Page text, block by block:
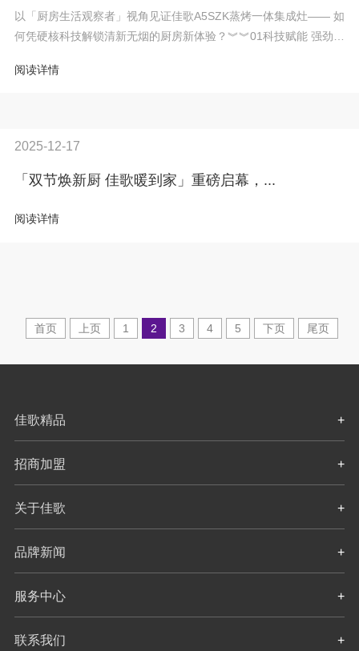
以「厨房生活观察者」视角见证佳歌A5SZK蒸烤一体集成灶—— 如
何凭硬核科技解锁清新无烟的厨房新体验？︾︾01科技赋能 强劲净
阅读详情
2025-12-17
「双节焕新厨 佳歌暖到家」重磅启幕，...
阅读详情
首页 上页 1 2 3 4 5 下页 尾页
佳歌精品 +
招商加盟 +
关于佳歌 +
品牌新闻 +
服务中心 +
联系我们 +